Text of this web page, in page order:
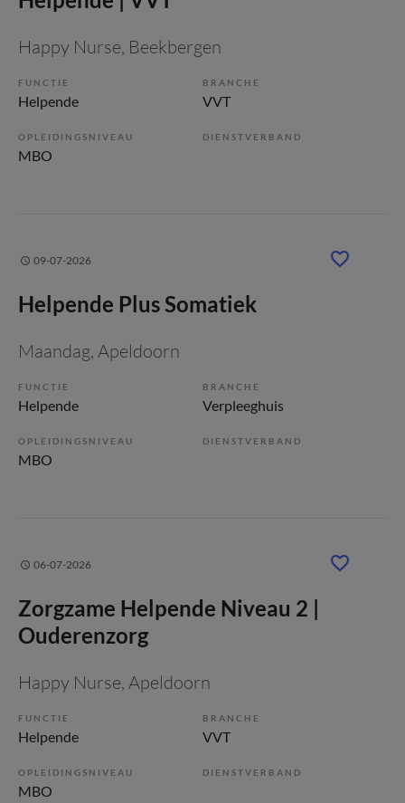
Happy Nurse, Beekbergen
FUNCTIE
Helpende
BRANCHE
VVT
OPLEIDINGSNIVEAU
MBO
DIENSTVERBAND
09-07-2026
Helpende Plus Somatiek
Maandag, Apeldoorn
FUNCTIE
Helpende
BRANCHE
Verpleeghuis
OPLEIDINGSNIVEAU
MBO
DIENSTVERBAND
06-07-2026
Zorgzame Helpende Niveau 2 |
Ouderenzorg
Happy Nurse, Apeldoorn
FUNCTIE
Helpende
BRANCHE
VVT
OPLEIDINGSNIVEAU
MBO
DIENSTVERBAND